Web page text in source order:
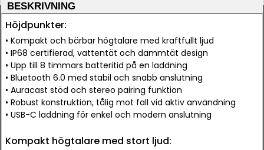
BESKRIVNING
Höjdpunkter:
• Kompakt och bärbar högtalare med kraftfullt ljud
• IP68 certifierad, vattentät och dammtät design
• Upp till 8 timmars batteritid på en laddning
• Bluetooth 6.0 med stabil och snabb anslutning
• Auracast stöd och stereo pairing funktion
• Robust konstruktion, tålig mot fall vid aktiv användning
• USB-C laddning för enkel och modern anslutning
Kompakt högtalare med stort ljud: